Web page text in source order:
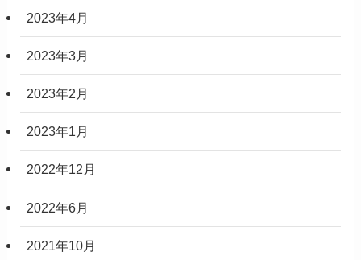
2023年4月
2023年3月
2023年2月
2023年1月
2022年12月
2022年6月
2021年10月